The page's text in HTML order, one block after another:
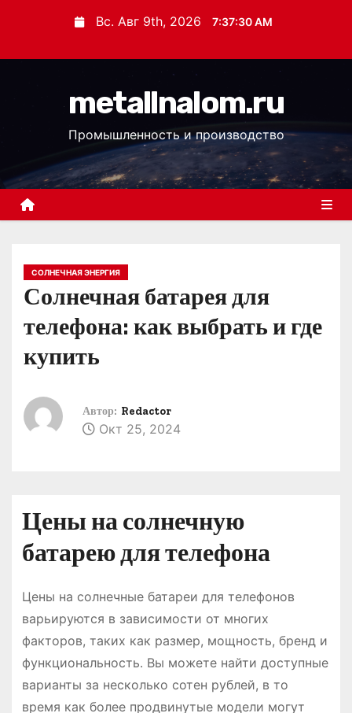
с
Вс. Авг 9th, 2026 7:37:31 AM
metallnalom.ru
Промышленность и производство
СОЛНЕЧНАЯ ЭНЕРГИЯ
Солнечная батарея для
телефона: как выбрать и где
купить
Автор: Redactor
Окт 25, 2024
Цены на солнечную
батарею для телефона
Цены на солнечные батареи для телефонов
варьируются в зависимости от многих
факторов, таких как размер, мощность, бренд и
функциональность․ Вы можете найти доступные
варианты за несколько сотен рублей, в то
время как более продвинутые модели могут